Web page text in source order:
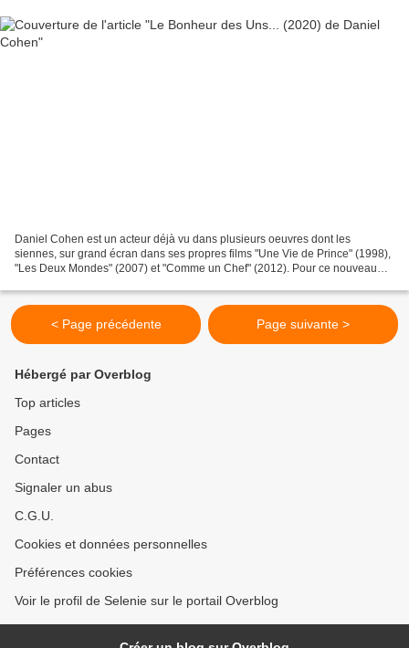
Daniel Cohen est un acteur déjà vu dans plusieurs oeuvres dont les
siennes, sur grand écran dans ses propres films "Une Vie de Prince" (1998),
"Les Deux Mondes" (2007) et "Comme un Chef" (2012). Pour ce nouveau
< Page précédente Page suivante >
Hébergé par Overblog
Top articles
Pages
Contact
Signaler un abus
C.G.U.
Cookies et données personnelles
Préférences cookies
Voir le profil de Selenie sur le portail Overblog